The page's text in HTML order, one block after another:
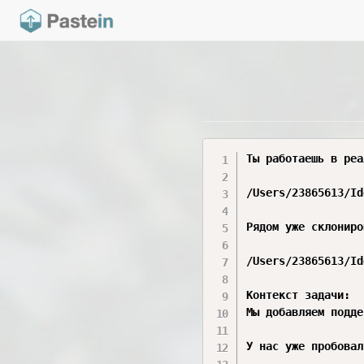
Ты работаешь в
/Users/
Рядом уже
/Users/23865613/
Контекст задачи:
Мы добавляем
У нас уже